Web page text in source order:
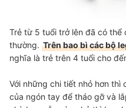
Trẻ từ 5 tuổi trở lên đã có thể
thường. Trên bao bì các bộ
nghĩa là trẻ trên 4 tuổi cho
Với những chi tiết nhỏ hơn thì
của ngón tay để tháo gỡ và